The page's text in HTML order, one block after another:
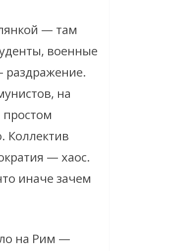
— там
военные
на
Коллектив
— хаос.
иначе зачем
на Рим —